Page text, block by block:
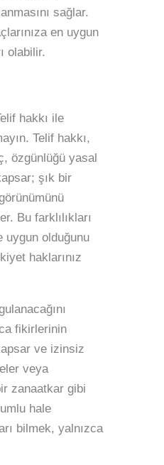
sağlar.
en uygun
olabilir.
hakkı ile
Telif hakkı,
özgünlüğü yasal
şık bir
Bu farklılıkları
uygun olduğunu
haklarınız
fikirlerinin
ve izinsiz
veya
zanaatkar gibi
hale
bilmek, yalnızca